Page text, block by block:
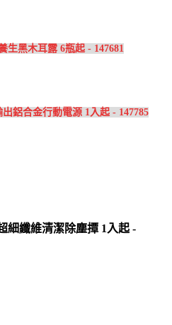
生黑木耳露 6瓶起 - 147681
鋁合金行動電源 1入起 - 147785
細纖維清潔除塵撢 1入起 -